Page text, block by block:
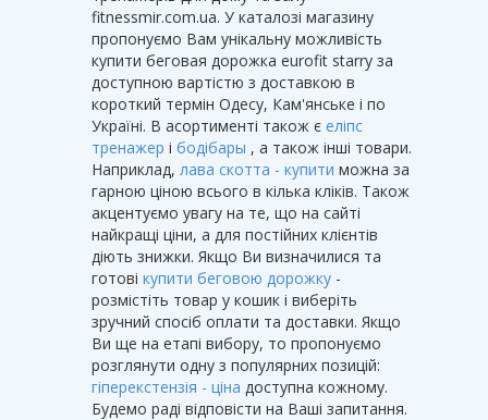
fitnessmir.com.ua. У каталозі магазину
пропонуємо Вам унікальну можливість
купити беговая дорожка eurofit starry за
доступною вартістю з доставкою в
короткий термін Одесу, Кам'янське і по
Україні. В асортименті також є еліпс
тренажер і бодібары , а також інші товари.
Наприклад, лава скотта - купити можна за
гарною ціною всього в кілька кліків. Також
акцентуємо увагу на те, що на сайті
найкращі ціни, а для постійних клієнтів
діють знижки. Якщо Ви визначилися та
готові купити беговою дорожку -
розмістіть товар у кошик і виберіть
зручний спосіб оплати та доставки. Якщо
Ви ще на етапі вибору, то пропонуємо
розглянути одну з популярних позицій:
гіперекстензія - ціна доступна кожному.
Будемо раді відповісти на Ваші запитання.